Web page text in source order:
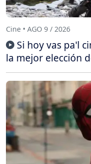
Cine • AGO 9 / 2026
Si hoy vas pa'l
la mejor elección